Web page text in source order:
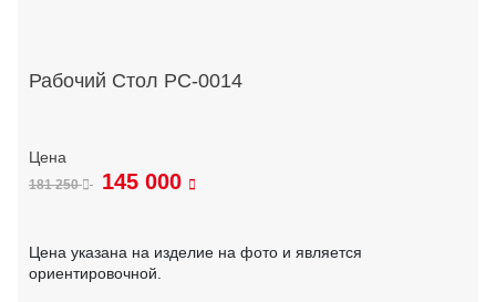
Рабочий Стол РС-0014
181 250 145 000
Цена указана на изделие на фото и является
ориентировочной.